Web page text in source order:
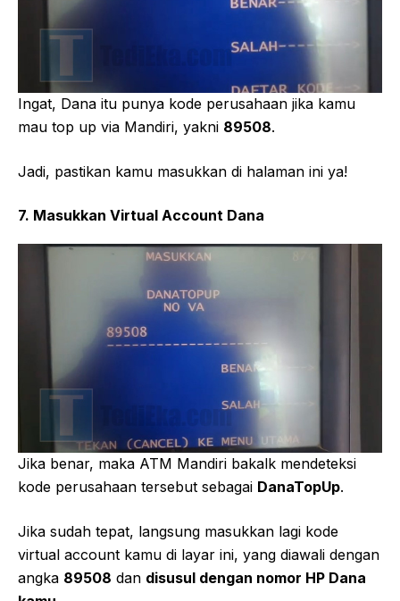
Ingat, Dana itu punya kode perusahaan jika kamu
mau top up via Mandiri, yakni 89508.
Jadi, pastikan kamu masukkan di halaman ini ya!
7. Masukkan Virtual Account Dana
Jika benar, maka ATM Mandiri bakalk mendeteksi
kode perusahaan tersebut sebagai DanaTopUp.
Jika sudah tepat, langsung masukkan lagi kode
virtual account kamu di layar ini, yang diawali dengan
angka 89508 dan disusul dengan nomor HP Dana